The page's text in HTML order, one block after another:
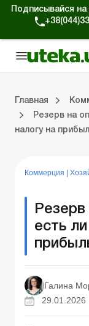
Подписывайся
Главная
Резерв на
налогу на
Коммерция
есть
Галина
29.01.2026